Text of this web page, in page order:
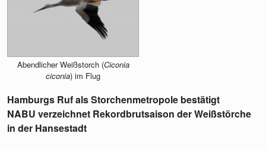
Abendlicher Weißstorch (Ciconia
ciconia) im Flug
Hamburgs Ruf als Storchenmetropole bestätigt
NABU verzeichnet Rekordbrutsaison der Weißstörche
in der Hansestadt